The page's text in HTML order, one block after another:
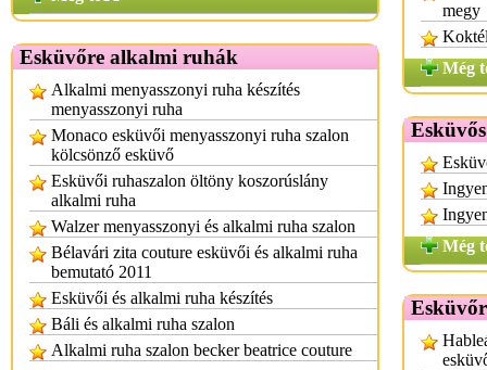
Esküvőre alkalmi ruhák
Alkalmi menyasszonyi ruha készítés
menyasszonyi ruha
Monaco esküvői menyasszonyi ruha szalon
kölcsönző esküvő
Esküvői ruhaszalon öltöny koszorúslány
alkalmi ruha
Walzer menyasszonyi és alkalmi ruha szalon
Bélavári zita couture esküvői és alkalmi ruha
bemutató 2011
Esküvői és alkalmi ruha készítés
Báli és alkalmi ruha szalon
Alkalmi ruha szalon becker beatrice couture
megy
Még
Még